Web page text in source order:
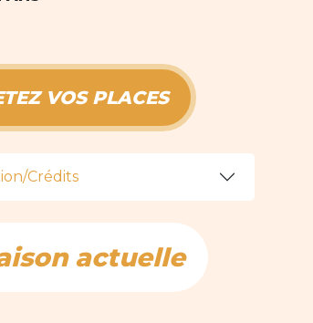
VOS PLACES
Crédits
actuelle